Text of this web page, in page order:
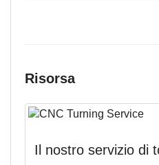
Risorsa
Il nostro servizio di